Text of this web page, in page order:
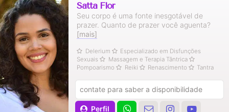
Satta Flor
Seu corpo é uma fonte inesgotável de
prazer. Quanto de prazer você aguenta?
[mais]
Delerium
Especializado em Disfunções
Sexuais
Massagem e Terapia Tântrica
Pompoarismo
Reiki Renascimento Tantra
Perfil
contate para saber a disponibilidade